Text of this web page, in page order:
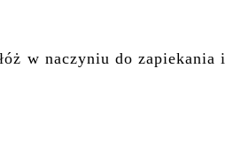
w naczyniu do zapiekania i